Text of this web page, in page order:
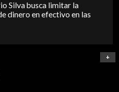
Silva busca limitar la
dinero en efectivo en las
+